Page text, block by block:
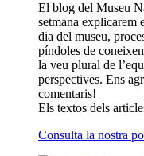
El blog del Museu
setmana explicarem
dia del museu,
píndoles de
la veu plural de
perspectives. Ens
comentaris!
Els textos dels
Consulta la nostra